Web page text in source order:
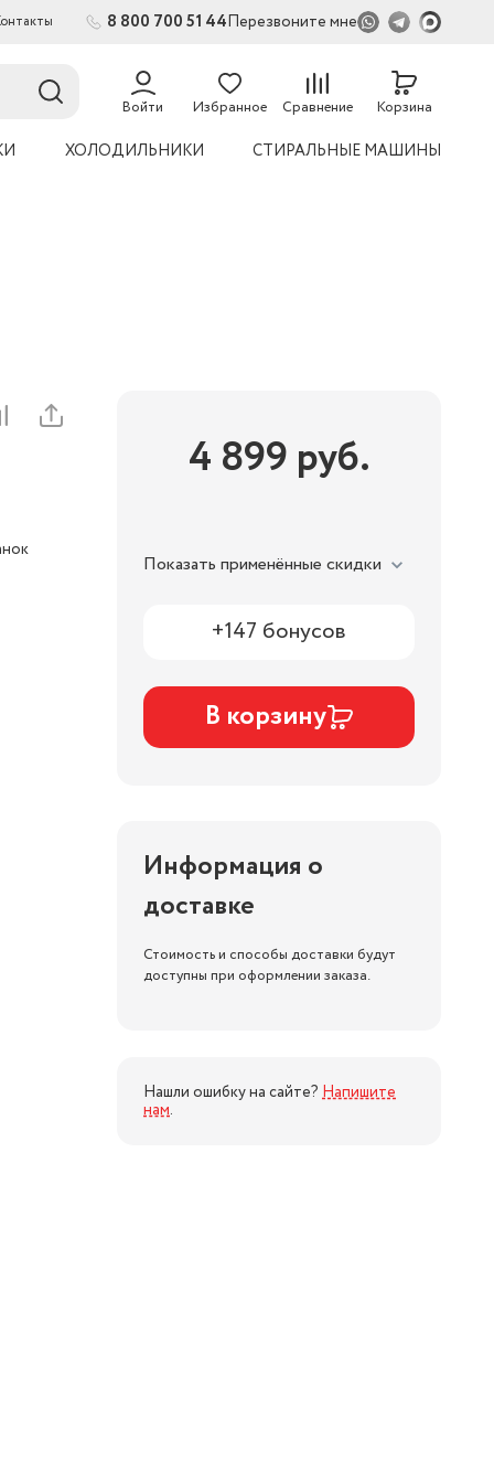
8 800 700 51 44Перезвоните мне
Войти Избранное Сравнение
54
Корзина
ХОЛОДИЛЬНИКИ СТИРАЛЬНЫЕ МАШИНЫ
4 899 руб.
Показать применённые скидки
+147 бонусов
В корзину
Информация о
доставке
Стоимость и способы доставки будут
доступны при оформлении заказа.
Нашли ошибку на сайте? Напишите
нам.